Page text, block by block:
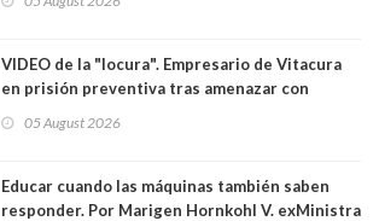
senadoras Camila Flores y Fabiola Campillai en
VIDEO de la "locura". Empresario de Vitacura
en prisión preventiva tras amenazar con
Los persiguió en potente camioneta
05 August 2026
Educar cuando las máquinas también saben
responder. Por Marigen Hornkohl V. exMinistra